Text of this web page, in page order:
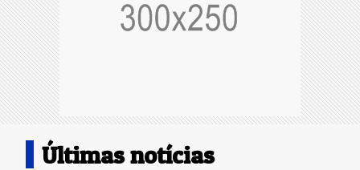
Últimas notícias